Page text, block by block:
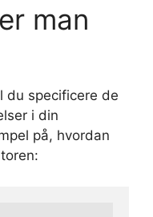
man
du specificere de
i din
på, hvordan